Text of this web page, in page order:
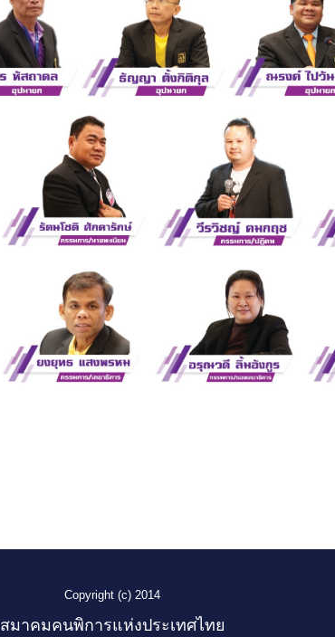
Copyright (c) 2014
สมาคมคนพิการแห่งประเทศไทย